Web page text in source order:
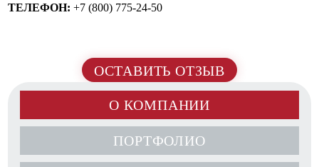
ТЕЛЕФОН: +7 (800) 775-24-50
ОСТАВИТЬ ОТЗЫВ
О КОМПАНИИ
ПОРТФОЛИО